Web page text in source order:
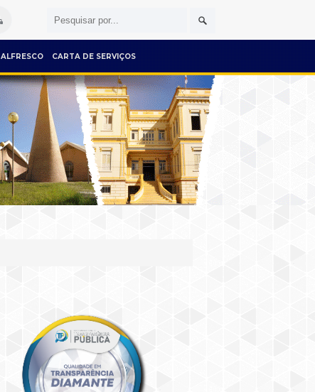
ALFRESCO CARTA DE SERVIÇOS